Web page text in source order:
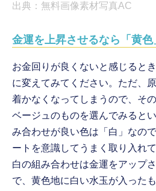
出典：無料画像素材写真AC
金運を上昇させるなら「黄
お金回りが良くないと感じると
に変えてみてください。ただ、
着かなくなってしまうので、そ
ベージュのものを選んでみると
み合わせが良い色は「白」なの
ートを意識してうまく取り入れ
白の組み合わせは金運をアップ
で、黄色地に白い水玉が入った